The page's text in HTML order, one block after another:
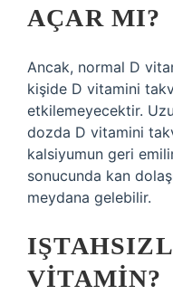
AÇAR MI?
Ancak, normal D
kişide D vitamini
etkilemeyecektir.
dozda D vitamini
kalsiyumun geri
sonucunda kan
meydana gelebilir.
VITAMIN?